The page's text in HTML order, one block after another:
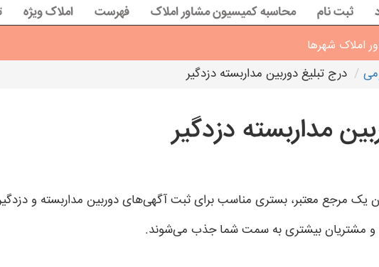
ثبت نام محاسبه کمیسیون مشاور املاک فهرست املاک ویژه
املاک شهرها
درج تبلیغ دوربین مداربسته دزدگیر
مداربسته دزدگیر
و مشتریان بیشتری به سمت شما جذب می‌شوند.